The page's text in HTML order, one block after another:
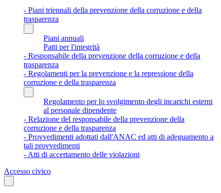
- Piani triennali della prevenzione della corruzione e della
trasparenza
Piani annuali
Patti per l'integrità
- Responsabile della prevenzione della corruzione e della
trasparenza
- Regolamenti per la prevenzione e la repressione della
corruzione e della trasparenza
Regolamento per lo svolgimento degli incarichi esterni
al personale dipendente
- Relazione del responsabile della prevenzione della
corruzione e della trasparenza
- Provvedimenti adottati dall'ANAC ed atti di adeguamento a
tali provvedimenti
- Atti di accertamento delle violazioni
Accesso civico